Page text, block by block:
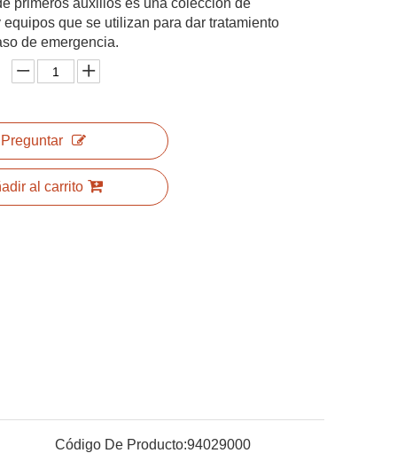
primeros auxilios es una colección de
equipos que se utilizan para dar tratamiento
de emergencia.
Preguntar
al carrito
Código De Producto:94029000